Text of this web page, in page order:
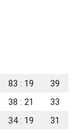
83 : 19
39
38 : 21
33
34 : 19
31